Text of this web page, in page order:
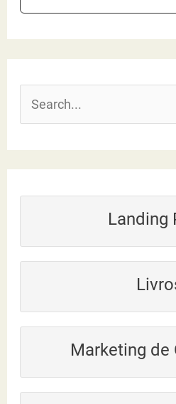
e
s
q
u
s
p
r
Landing
Marketing de